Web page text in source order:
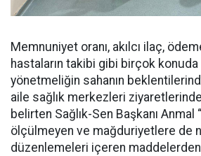
Memnuniyet oranı, akılcı ilaç,
hastaların takibi gibi birçok konuda
yönetmeliğin sahanın
aile sağlık merkezleri
belirten Sağlık-Sen Başkanı
ölçülmeyen ve mağduriyetlere de
düzenlemeleri içeren